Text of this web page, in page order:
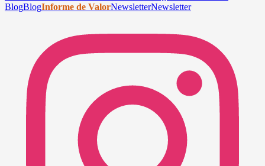
BlogBlogInforme de ValorNewsletterNewsletter